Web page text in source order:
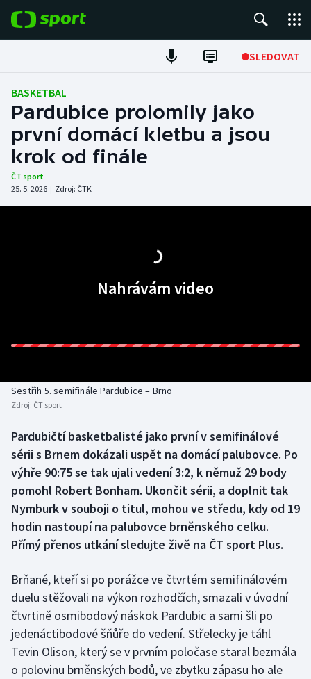
SLEDOVAT
Fotbal
Hokej
Tenis
Atletika
Americký fotbal
Biatlon
Box
Curling
Dostihy
Florbal
Futsal
Golf
Gymnastika
Aplikace ČT sport
BASKETBAL
Pardubice prolomily jako
první domácí kletbu a jsou
krok od finále
ČT sport
25. 5. 2026 | Zdroj: ČTK
Nahrávám video
Sestřih 5. semifinále Pardubice – Brno
Zdroj: ČT sport
Pardubičtí basketbalisté jako první v semifinálové
sérii s Brnem dokázali uspět na domácí palubovce. Po
výhře 90:75 se tak ujali vedení 3:2, k němuž 29 body
pomohl Robert Bonham. Ukončit sérii, a doplnit tak
Nymburk v souboji o titul, mohou ve středu, kdy od 19
hodin nastoupí na palubovce brněnského celku.
Přímý přenos utkání sledujte živě na ČT sport Plus.
Brňané, kteří si po porážce ve čtvrtém semifinálovém
duelu stěžovali na výkon rozhodčích, smazali v úvodní
čtvrtině osmibodový náskok Pardubic a sami šli po
jedenáctibodové šňůře do vedení. Střelecky je táhl
Tevin Olison, který se v prvním poločase staral bezmála
o polovinu brněnských bodů, ve zbytku zápasu ho ale